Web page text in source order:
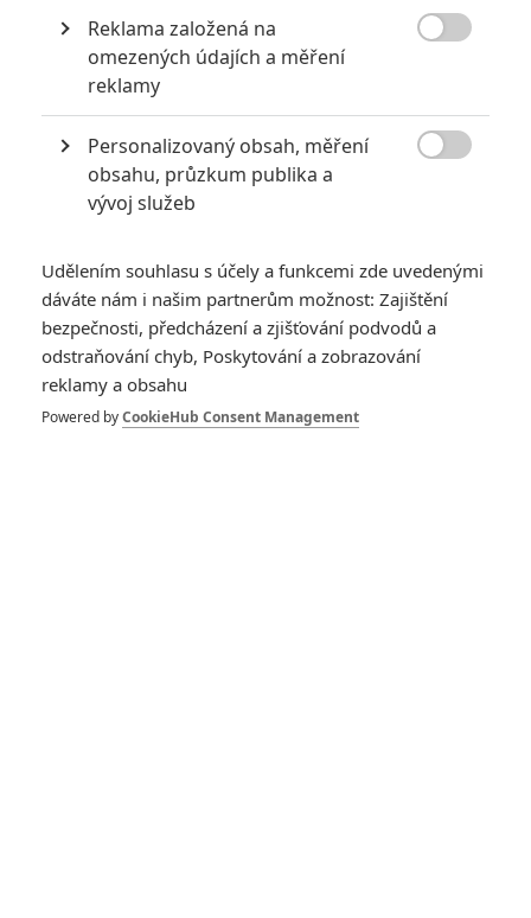
Reklama založená na
omezených údajích a měření
reklamy
Personalizovaný obsah, měření
obsahu, průzkum publika a
vývoj služeb
Udělením souhlasu s účely a funkcemi zde uvedenými
dáváte nám i našim partnerům možnost: Zajištění
bezpečnosti, předcházení a zjišťování podvodů a
odstraňování chyb, Poskytování a zobrazování
reklamy a obsahu
Powered byCookieHub Consent Management